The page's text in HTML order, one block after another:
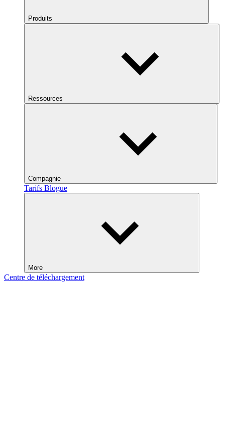
Produits
Ressources
Compagnie
Tarifs Blogue
More
Centre de téléchargement